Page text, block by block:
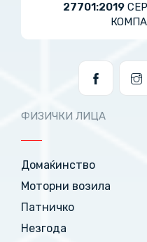
27701:2019
ФИЗИЧКИ ЛИЦА
Домаќинство
Моторни возила
Патничко
Незгода